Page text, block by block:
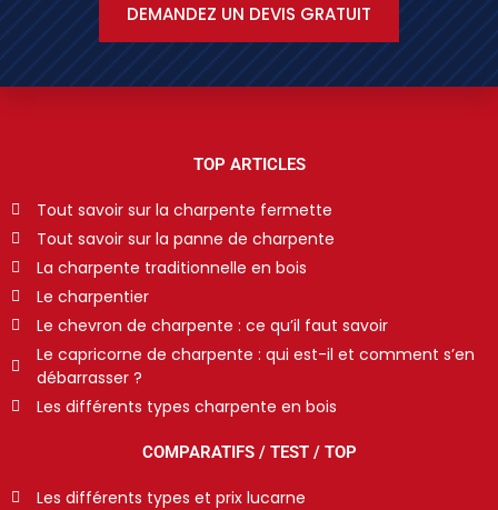
DEMANDEZ UN DEVIS GRATUIT
TOP ARTICLES
Tout savoir sur la charpente fermette
Tout savoir sur la panne de charpente
La charpente traditionnelle en bois
Le charpentier
Le chevron de charpente : ce qu’il faut savoir
Le capricorne de charpente : qui est-il et comment s’en
débarrasser ?
Les différents types charpente en bois
COMPARATIFS / TEST / TOP
Les différents types et prix lucarne